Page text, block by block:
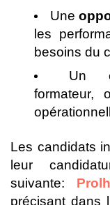
Une
les
besoins du
Un
formateur,
Les candidats
leur
suivante:
précisant dans